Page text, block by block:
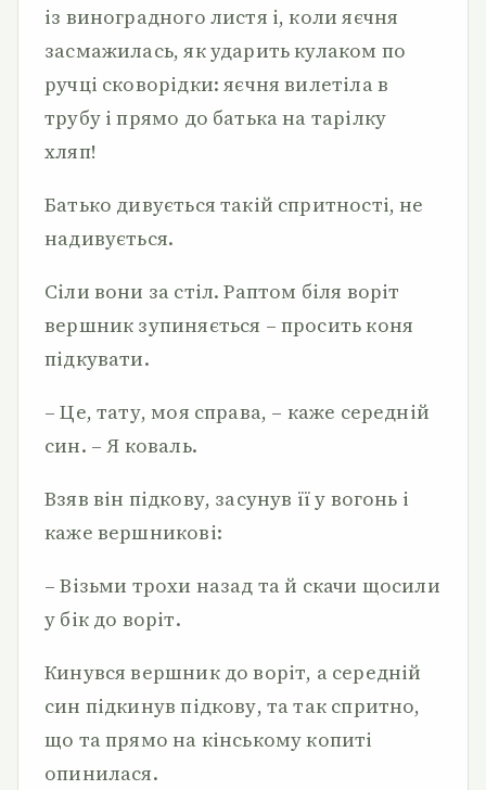
із виноградного листя і, коли яєчня
засмажилась, як ударить кулаком по
ручці сковорідки: яєчня вилетіла в
трубу і прямо до батька на тарілку
хляп!
Батько дивується такій спритності, не
надивується.
Сіли вони за стіл. Раптом біля воріт
вершник зупиняється – просить коня
підкувати.
– Це, тату, моя справа, – каже середній
син. – Я коваль.
Взяв він підкову, засунув її у вогонь і
каже вершникові:
– Візьми трохи назад та й скачи щосили
у бік до воріт.
Кинувся вершник до воріт, а середній
син підкинув підкову, та так спритно,
що та прямо на кінському копиті
опинилася.